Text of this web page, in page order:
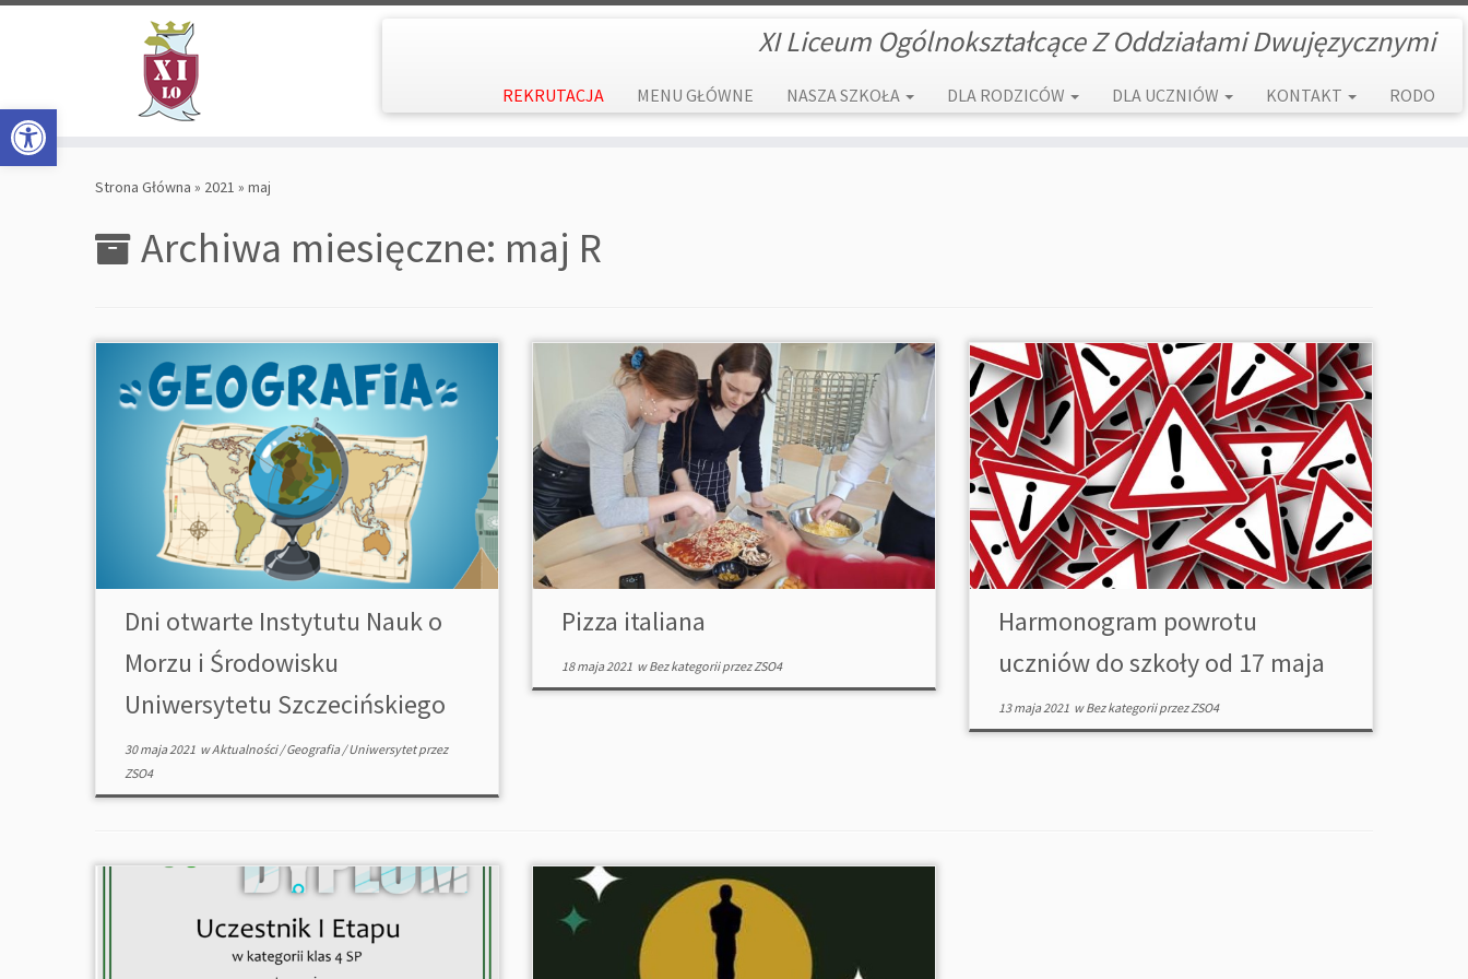
Open toolbar
Skip
XI Liceum Ogólnokształcące Z Oddziałami Dwujęzycznymi
REKRUTACJA MENU GŁÓWNE NASZA SZKOŁA DLA RODZICÓW DLA UCZNIÓW KONTAKT RODO
Strona Główna » 2021 » maj
Archiwa miesięczne: maj R
Dni otwarte Instytutu Nauk o
Morzu i Środowisku
Uniwersytetu Szczecińskiego
30 maja 2021wAktualności/Geografia/Uniwersytetprzez
ZSO4
Pizza italiana
18 maja 2021wBez kategoriiprzezZSO4
Harmonogram powrotu
uczniów do szkoły od 17 maja
13 maja 2021wBez kategoriiprzezZSO4